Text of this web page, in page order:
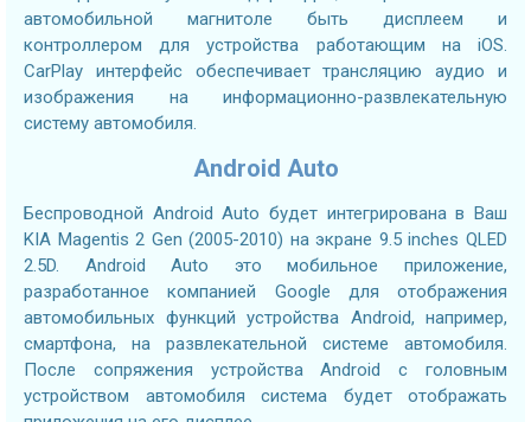
автомобильной магнитоле быть дисплеем и
контроллером для устройства работающим на iOS.
CarPlay интерфейс обеспечивает трансляцию аудио и
изображения на информационно-развлекательную
систему автомобиля.
Android Auto
Беспроводной Android Auto будет интегрирована в Ваш
KIA Magentis 2 Gen (2005-2010) на экране 9.5 inches QLED
2.5D. Android Auto это мобильное приложение,
разработанное компанией Google для отображения
автомобильных функций устройства Android, например,
смартфона, на развлекательной системе автомобиля.
После сопряжения устройства Android с головным
устройством автомобиля система будет отображать